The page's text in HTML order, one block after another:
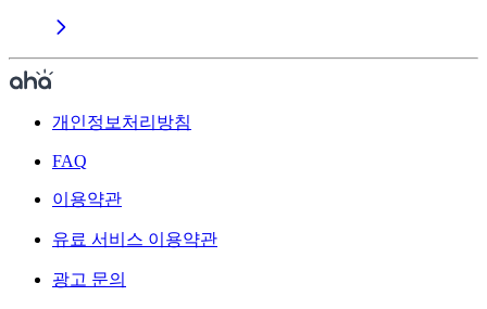
개인정보처리방침
FAQ
이용약관
유료 서비스 이용약관
광고 문의